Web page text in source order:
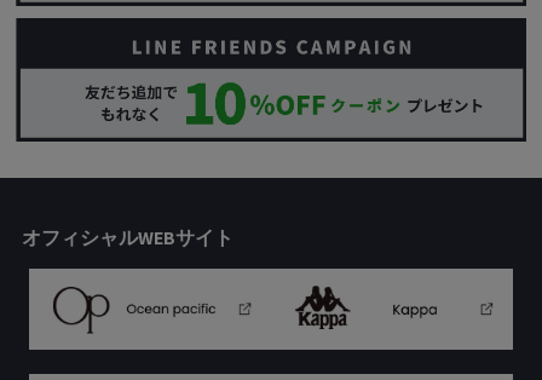
オフィシャルWEBサイト